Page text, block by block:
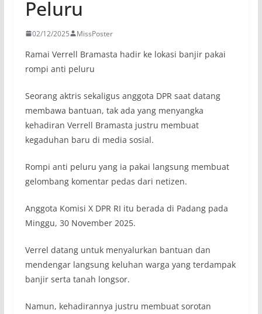
Peluru
02/12/2025 MissPoster
Ramai Verrell Bramasta hadir ke lokasi banjir pakai
rompi anti peluru
Seorang aktris sekaligus anggota DPR saat datang
membawa bantuan, tak ada yang menyangka
kehadiran Verrell Bramasta justru membuat
kegaduhan baru di media sosial.
Rompi anti peluru yang ia pakai langsung membuat
gelombang komentar pedas dari netizen.
Anggota Komisi X DPR RI itu berada di Padang pada
Minggu, 30 November 2025.
Verrel datang untuk menyalurkan bantuan dan
mendengar langsung keluhan warga yang terdampak
banjir serta tanah longsor.
Namun, kehadirannya justru membuat sorotan